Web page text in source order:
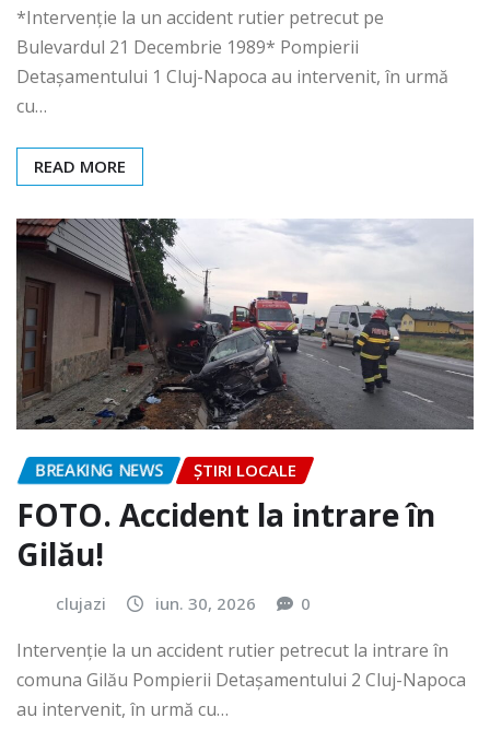
*Intervenție la un accident rutier petrecut pe
Bulevardul 21 Decembrie 1989* Pompierii
Detașamentului 1 Cluj-Napoca au intervenit, în urmă
cu…
READ MORE
BREAKING NEWS ȘTIRI LOCALE
FOTO. Accident la intrare în
Gilău!
clujazi iun. 30, 2026 0
Intervenție la un accident rutier petrecut la intrare în
comuna Gilău Pompierii Detașamentului 2 Cluj-Napoca
au intervenit, în urmă cu…